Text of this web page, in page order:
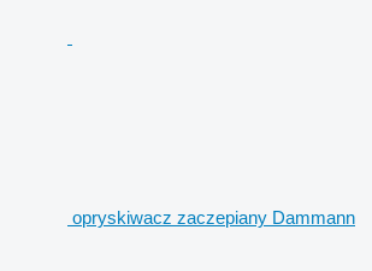
opryskiwacz zaczepiany Dammann